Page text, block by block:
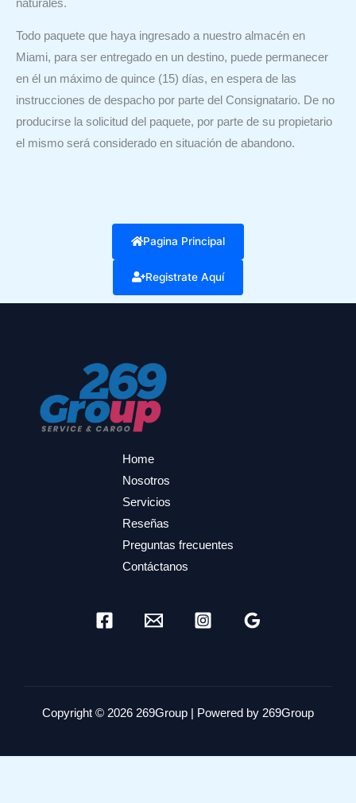
naturales.
Todo paquete que haya ingresado a nuestro almacén en
Miami, para ser entregado en un destino, puede permanecer
en él un máximo de quince (15) días, en espera de las
instrucciones de despacho por parte del Consignatario. De no
producirse la solicitud del paquete, por parte de su propietario
el mismo será considerado en situación de abandono.
Pagina Principal
Registrate Aquí
Home
Nosotros
Servicios
Reseñas
Preguntas frecuentes
Contáctanos
Copyright © 2026 269Group | Powered by 269Group